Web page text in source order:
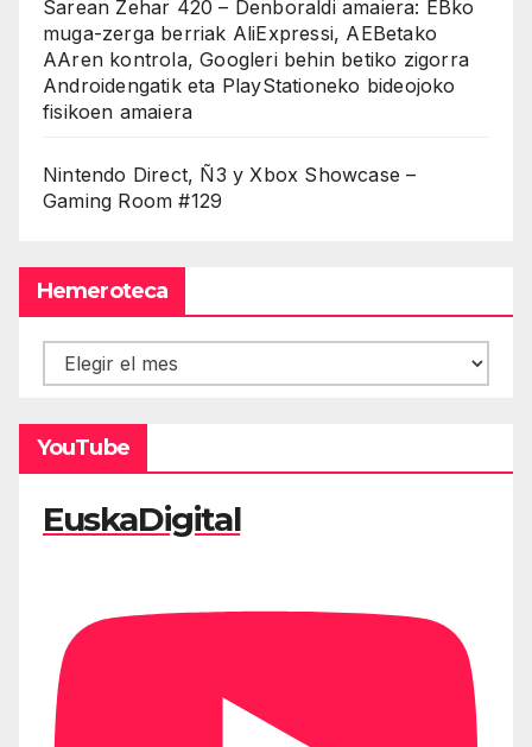
Sarean Zehar 420 – Denboraldi amaiera: EBko
muga-zerga berriak AliExpressi, AEBetako
AAren kontrola, Googleri behin betiko zigorra
Androidengatik eta PlayStationeko bideojoko
fisikoen amaiera
Nintendo Direct, Ñ3 y Xbox Showcase –
Gaming Room #129
Hemeroteca
Hemeroteca
YouTube
EuskaDigital